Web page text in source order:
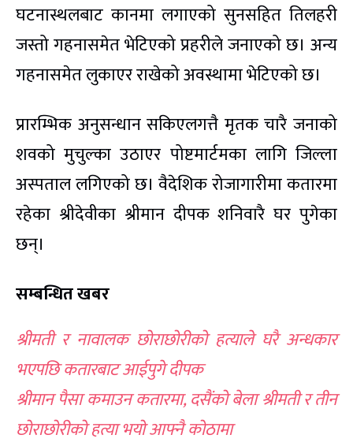
घटनास्थलबाट कानमा लगाएको सुनसहित तिलहरी
जस्तो गहनासमेत भेटिएको प्रहरीले जनाएको छ। अन्य
गहनासमेत लुकाएर राखेको अवस्थामा भेटिएको छ।
प्रारम्भिक अनुसन्धान सकिएलगत्तै मृतक चारै जनाको
शवको मुचुल्का उठाएर पोष्टमार्टमका लागि जिल्ला
अस्पताल लगिएको छ। वैदेशिक रोजागारीमा कतारमा
रहेका श्रीदेवीका श्रीमान दीपक शनिवारै घर पुगेका
छन्।
सम्बन्धित खबर
श्रीमती र नावालक छोराछोरीको हत्याले घरै अन्धकार
भएपछि कतारबाट आईपुगे दीपक
श्रीमान पैसा कमाउन कतारमा, दसैंको बेला श्रीमती र तीन
छोराछोरीको हत्या भयो आफ्नै कोठामा